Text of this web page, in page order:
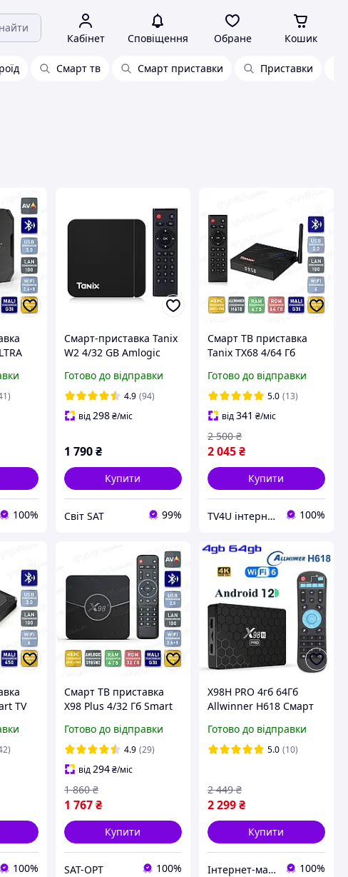
Кабінет Сповіщення Обране Кошик
Смарт тв Смарт приставки Приставки
100%
Смарт-приставка Tanix
W2 4/32 GB Amlogic
Готово до відправки
4.9 (94)
від298 ₴/міс
1 790 ₴
Купити
Світ SAT 99%
Смарт ТВ приставка
Tanix TX68 4/64 Гб
14
Готово до відправки
5.0 (13)
від341 ₴/міс
2 045₴
2 500 ₴
Купити
TV4U інтернет-магазин 100%
TV
100%
Смарт ТВ приставка
X98 Plus 4/32 Гб Smart
Готово до відправки
4.9 (29)
від294 ₴/міс
1 767 ₴
1 860 ₴
Купити
SAT-OPT 100%
X98H PRO 4гб 64Гб
Allwinner H618 Смарт
Телебачення + Фільми
ANDROID 12
Готово до відправки
5.0 (10)
2 299₴
2 449 ₴
Купити
Інтернет-магазин "AMedia" Андроїд Смарт ТБ Приставки, Відеореєстратори, GPS Навігатори, Акумулятори 100%